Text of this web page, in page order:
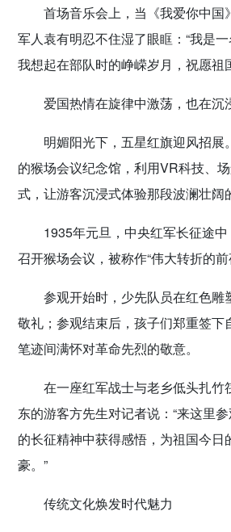
首场音乐会上，当《我爱你中国
军人袁有明忍不住湿了眼眶：“我是
我想起在部队时的峥嵘岁月，祝愿祖
爱国热情在旋律中激荡，也在沉
明媚阳光下，五星红旗迎风招展
的猴场会议纪念馆，利用VR科技、
式，让游客沉浸式体验那段波澜壮阔
1935年元旦，中央红军长征途中
召开猴场会议，被称作“伟大转折的前
参观开始时，少先队员在红色雕
敬礼；参观结束后，孩子们郑重签下
笔迹间满怀对革命先烈的敬意。
在一座红军战士与老乡低头扎竹
东的游客方先生对记者说：“来这里
的长征精神中获得感悟，为祖国今日
豪。”
传统文化焕发时代魅力